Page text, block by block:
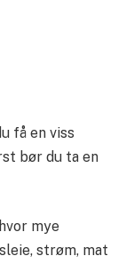
få en viss
bør du ta en
mye
strøm, mat